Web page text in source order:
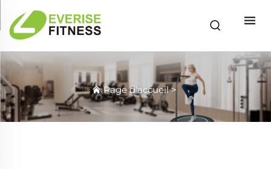
Page d'accueil>